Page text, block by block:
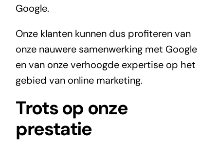
Google.
Onze klanten kunnen dus profiteren van
onze nauwere samenwerking met Google
en van onze verhoogde expertise op het
gebied van online marketing.
Trots op onze
prestatie